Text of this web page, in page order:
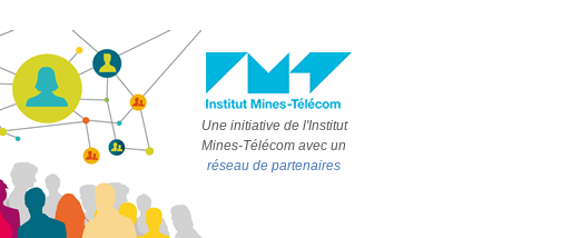
Une initiative de l'Institut
Mines-Télécom avec un
réseau de partenaires